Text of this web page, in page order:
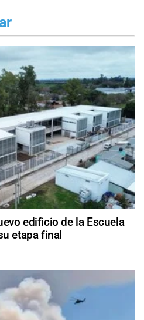
edificio de la Escuela
etapa final